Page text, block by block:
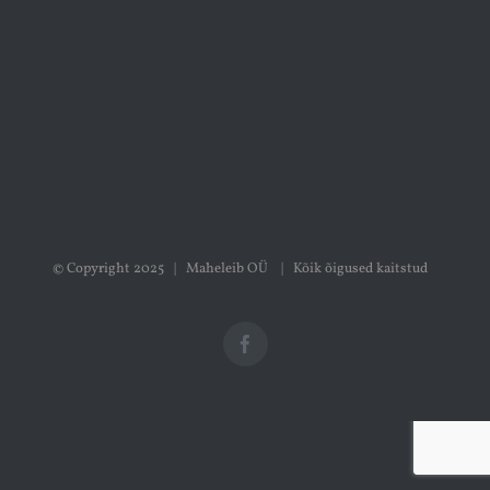
© Copyright 2025 | Maheleib OÜ | Kõik õigused kaitstud
Facebook